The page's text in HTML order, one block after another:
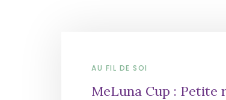
AU FIL DE SOI
MeLuna Cup : Petite